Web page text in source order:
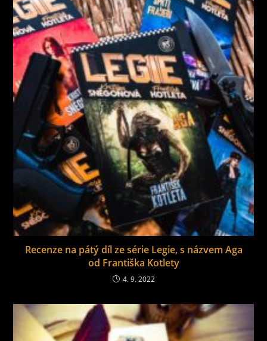
Recenze na pátý díl ze série Legie, s názvem Aga
od Františka Kotlety
4. 9. 2022